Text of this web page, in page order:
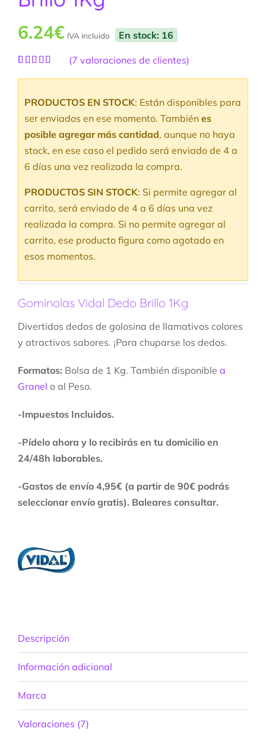
6.24€ IVA incluido En stock: 16
valoraciones
(7 valoraciones de clientes)
PRODUCTOS EN STOCK: Están disponibles para
ser enviados en ese momento. También es
posible agregar más cantidad, aunque no haya
stock, en ese caso el pedido será enviado de 4 a
6 días una vez realizada la compra.
PRODUCTOS SIN STOCK: Si permite agregar al
carrito, será enviado de 4 a 6 días una vez
realizada la compra. Si no permite agregar al
carrito, ese producto figura como agotado en
esos momentos.
Gominolas Vidal Dedo Brillo 1Kg
Divertidos dedos de golosina de llamativos colores
y atractivos sabores. ¡Para chuparse los dedos.
Formatos: Bolsa de 1 Kg. También disponible a
Granel o al Peso.
-Impuestos Incluidos.
-Pídelo ahora y lo recibirás en tu domicilio en
24/48h laborables.
-Gastos de envío 4,95€ (a partir de 90€ podrás
seleccionar envío gratis). Baleares consultar.
Descripción
Información adicional
Marca
Valoraciones (7)